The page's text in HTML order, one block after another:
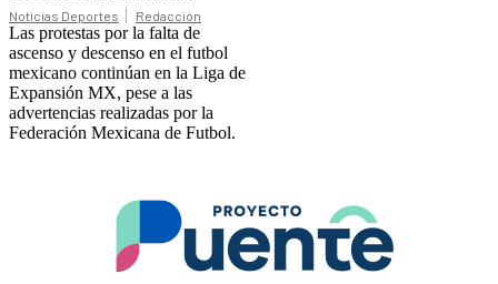
Noticias Deportes Redacción
Las protestas por la falta de
ascenso y descenso en el futbol
mexicano continúan en la Liga de
Expansión MX, pese a las
advertencias realizadas por la
Federación Mexicana de Futbol.